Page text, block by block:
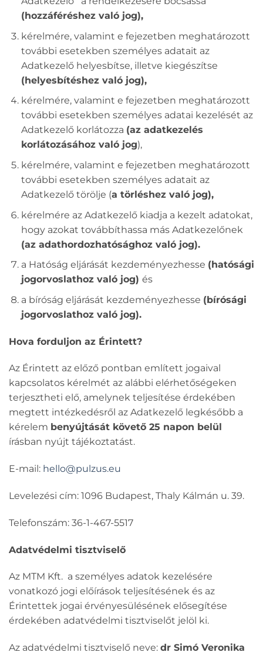
(hozzáféréshez való jog),
kérelmére, valamint e fejezetben meghatározott
további esetekben személyes adatait az
Adatkezelő helyesbítse, illetve kiegészítse
(helyesbítéshez való jog),
kérelmére, valamint e fejezetben meghatározott
további esetekben személyes adatai kezelését az
Adatkezelő korlátozza (az adatkezelés
korlátozásához való jog),
kérelmére, valamint e fejezetben meghatározott
további esetekben személyes adatait az
Adatkezelő törölje (a törléshez való jog),
kérelmére az Adatkezelő kiadja a kezelt adatokat,
hogy azokat továbbíthassa más Adatkezelőnek
(az adathordozhatósághoz való jog).
a Hatóság eljárását kezdeményezhesse (hatósági
jogorvoslathoz való jog) és
a bíróság eljárását kezdeményezhesse (bírósági
jogorvoslathoz való jog).
Hova forduljon az Érintett?
Az Érintett az előző pontban említett jogaival
kapcsolatos kérelmét az alábbi elérhetőségeken
terjesztheti elő, amelynek teljesítése érdekében
megtett intézkedésről az Adatkezelő legkésőbb a
kérelem benyújtását követő 25 napon belül
írásban nyújt tájékoztatást.
E-mail: hello@pulzus.eu
Levelezési cím: 1096 Budapest, Thaly Kálmán u. 39.
Telefonszám: 36-1-467-5517
Adatvédelmi tisztviselő
Az MTM Kft. a személyes adatok kezelésére
vonatkozó jogi előírások teljesítésének és az
Érintettek jogai érvényesülésének elősegítése
érdekében adatvédelmi tisztviselőt jelöl ki.
Az adatvédelmi tisztviselő neve: dr Simó Veronika